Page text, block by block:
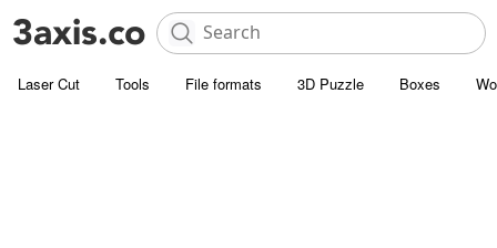
Laser Cut Tools File formats 3D Puzzle Boxes